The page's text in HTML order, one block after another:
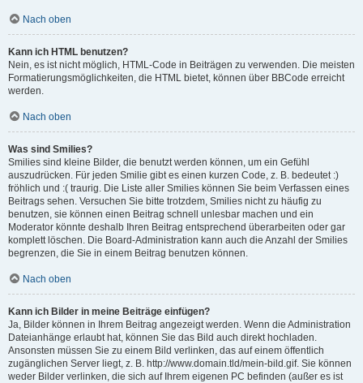
Nach oben
Kann ich HTML benutzen?
Nein, es ist nicht möglich, HTML-Code in Beiträgen zu verwenden. Die meisten
Formatierungsmöglichkeiten, die HTML bietet, können über BBCode erreicht
werden.
Nach oben
Was sind Smilies?
Smilies sind kleine Bilder, die benutzt werden können, um ein Gefühl
auszudrücken. Für jeden Smilie gibt es einen kurzen Code, z. B. bedeutet :)
fröhlich und :( traurig. Die Liste aller Smilies können Sie beim Verfassen eines
Beitrags sehen. Versuchen Sie bitte trotzdem, Smilies nicht zu häufig zu
benutzen, sie können einen Beitrag schnell unlesbar machen und ein
Moderator könnte deshalb Ihren Beitrag entsprechend überarbeiten oder gar
komplett löschen. Die Board-Administration kann auch die Anzahl der Smilies
begrenzen, die Sie in einem Beitrag benutzen können.
Nach oben
Kann ich Bilder in meine Beiträge einfügen?
Ja, Bilder können in Ihrem Beitrag angezeigt werden. Wenn die Administration
Dateianhänge erlaubt hat, können Sie das Bild auch direkt hochladen.
Ansonsten müssen Sie zu einem Bild verlinken, das auf einem öffentlich
zugänglichen Server liegt, z. B. http://www.domain.tld/mein-bild.gif. Sie können
weder Bilder verlinken, die sich auf Ihrem eigenen PC befinden (außer es ist